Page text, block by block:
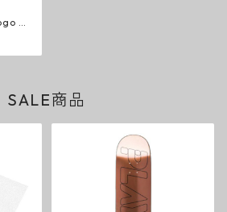
&
ル
カー
SALE商品